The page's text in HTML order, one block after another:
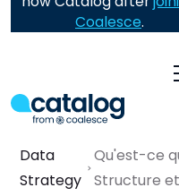
Coalesce.
Data
Strategy
Qu'est-ce
Structure